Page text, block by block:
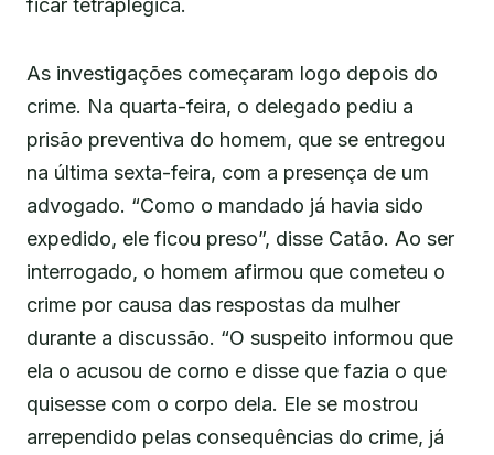
ficar tetraplégica.
As investigações começaram logo depois do
crime. Na quarta-feira, o delegado pediu a
prisão preventiva do homem, que se entregou
na última sexta-feira, com a presença de um
advogado. “Como o mandado já havia sido
expedido, ele ficou preso”, disse Catão. Ao ser
interrogado, o homem afirmou que cometeu o
crime por causa das respostas da mulher
durante a discussão. “O suspeito informou que
ela o acusou de corno e disse que fazia o que
quisesse com o corpo dela. Ele se mostrou
arrependido pelas consequências do crime, já